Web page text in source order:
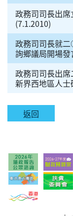
政務司司長出
(7.1.2010)
政務司司長就
詢鄉議局開場發
政務司司長出
新界西地區人
返回